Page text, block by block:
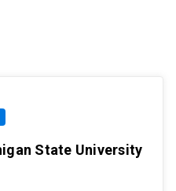
State University